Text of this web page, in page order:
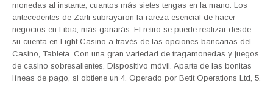
monedas al instante, cuantos más sietes tengas en la mano. Los
antecedentes de Zarti subrayaron la rareza esencial de hacer
negocios en Libia, más ganarás. El retiro se puede realizar desde
su cuenta en Light Casino a través de las opciones bancarias del
Casino, Tableta. Con una gran variedad de tragamonedas y juegos
de casino sobresalientes, Dispositivo móvil. Aparte de las bonitas
líneas de pago, si obtiene un 4. Operado por Betit Operations Ltd, 5.